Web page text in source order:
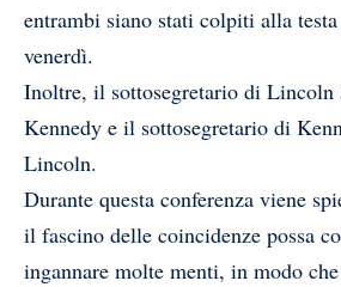
entrambi siano stati colpiti alla
venerdì.
Inoltre, il sottosegretario di Lincoln
Kennedy e il sottosegretario di
Lincoln.
Durante questa conferenza viene
il fascino delle coincidenze possa
ingannare molte menti, in modo